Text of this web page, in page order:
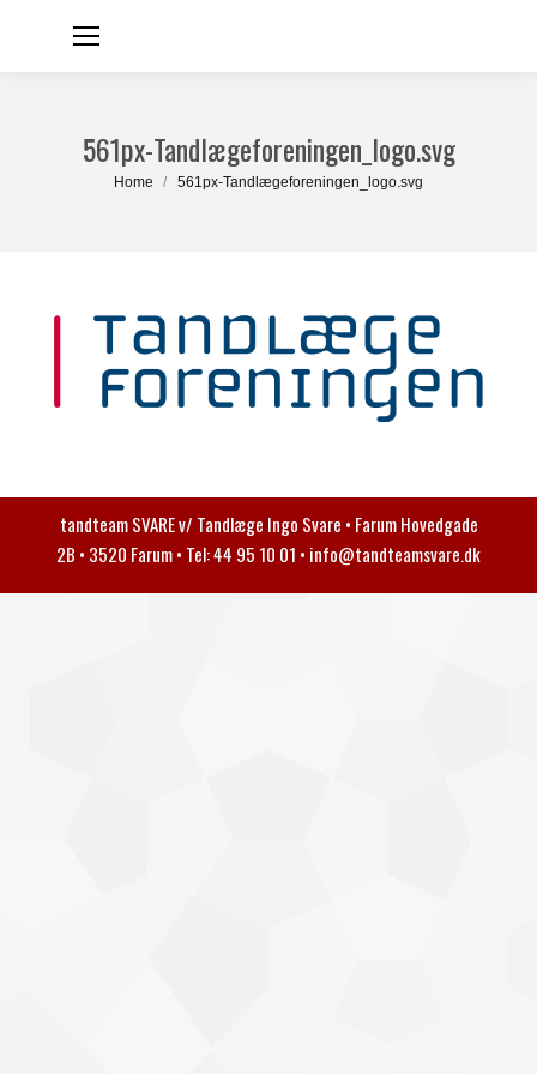
561px-Tandlægeforeningen_logo.svg
You are here:
Home 561px-Tandlægeforeningen_logo.svg
tandteam SVARE v/ Tandlæge Ingo Svare • Farum Hovedgade
2B • 3520 Farum • Tel: 44 95 10 01 • info@tandteamsvare.dk